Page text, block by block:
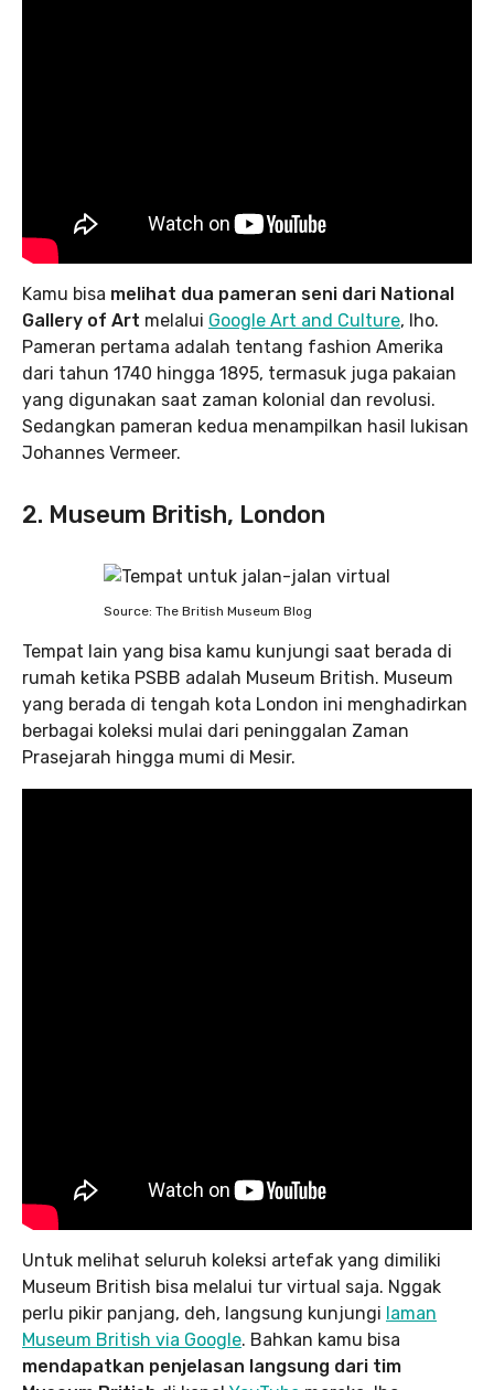
Kamu bisa melihat dua pameran seni dari National
Gallery of Art melalui Google Art and Culture, lho.
Pameran pertama adalah tentang fashion Amerika
dari tahun 1740 hingga 1895, termasuk juga pakaian
yang digunakan saat zaman kolonial dan revolusi.
Sedangkan pameran kedua menampilkan hasil lukisan
Johannes Vermeer.
2. Museum British, London
Source: The British Museum Blog
Tempat lain yang bisa kamu kunjungi saat berada di
rumah ketika PSBB adalah Museum British. Museum
yang berada di tengah kota London ini menghadirkan
berbagai koleksi mulai dari peninggalan Zaman
Prasejarah hingga mumi di Mesir.
Untuk melihat seluruh koleksi artefak yang dimiliki
Museum British bisa melalui tur virtual saja. Nggak
perlu pikir panjang, deh, langsung kunjungi laman
Museum British via Google. Bahkan kamu bisa
mendapatkan penjelasan langsung dari tim